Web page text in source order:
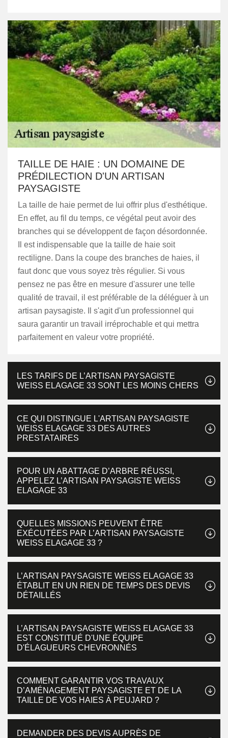
TAILLE DE HAIE : UN DOMAINE DE
PRÉDILECTION D'UN ARTISAN
PAYSAGISTE
La taille de haie permet de lui offrir plus d'esthétique.
En effet, au fil du temps, ce végétal peut avoir des
branches qui se développent de façon désordonnée.
Il est indispensable que la taille de haie soit
rectiligne. Dans la coupe des branches de haies, il
faut donc que vous soyez très régulier. Si vous
pensez ne pas être en mesure d'assurer une telle
qualité de travail, il est préférable de la déléguer à un
artisan paysagiste. Il s'agit d'un professionnel qui
saura garantir un travail irréprochable et qui mettra
parfaitement en valeur votre propriété.
LES TARIFS DE L’ARTISAN PAYSAGISTE
WEISS ELAGAGE 33 SONT LES MOINS CHERS
CE QUI DISTINGUE L'ARTISAN PAYSAGISTE
WEISS ELAGAGE 33 DES AUTRES
PRESTATAIRES
POUR UN ABATTAGE D’ARBRE RÉUSSI,
APPELEZ L’ARTISAN PAYSAGISTE WEISS
ELAGAGE 33
QUELLES MISSIONS PEUVENT ÊTRE
EXÉCUTÉES PAR L’ARTISAN PAYSAGISTE
WEISS ELAGAGE 33 ?
L’ARTISAN PAYSAGISTE WEISS ELAGAGE 33
ÉTABLIT EN UN RIEN DE TEMPS DES DEVIS
DÉTAILLÉS
L’ARTISAN PAYSAGISTE WEISS ELAGAGE 33
EST CONSTITUÉ D'UNE ÉQUIPE
D'ÉLAGUEURS CHEVRONNÉS
COMMENT GARANTIR VOS TRAVAUX
D’AMÉNAGEMENT PAYSAGISTE ET DE LA
TAILLE DE VOS HAIES À PEUJARD ?
DEMANDER DES DEVIS AUPRÈS DE